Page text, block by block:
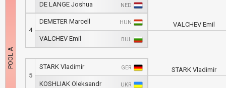
DE LANGE Joshua NED
4
DEMETER Marcell HUN
VALCHEV Emil BUL
5
STARK Vladimir GER
KOSHLIAK Oleksandr UKR
VALCHEV Emil
STARK Vladimir